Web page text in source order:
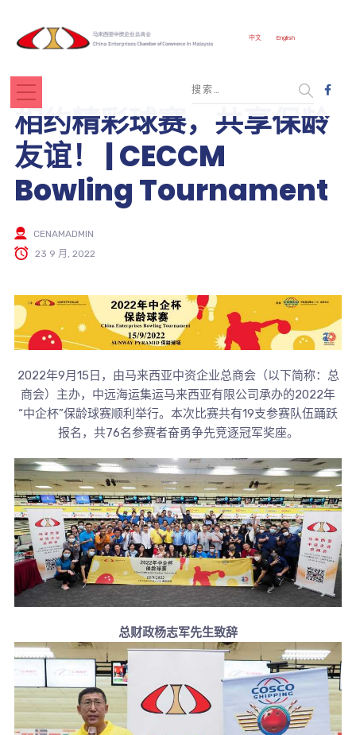
中文 English
相约精彩球赛，共享保龄
友谊！ | CECCM
Bowling Tournament
CENAMADMIN
23 9 月, 2022
2022年9月15日，由马来西亚中资企业总商会（以下简称：总
商会）主办，中远海运集运马来西亚有限公司承办的2022年
“中企杯”保龄球赛顺利举行。本次比赛共有19支参赛队伍踊跃
报名，共76名参赛者奋勇争先竞逐冠军奖座。
总财政杨志军先生致辞